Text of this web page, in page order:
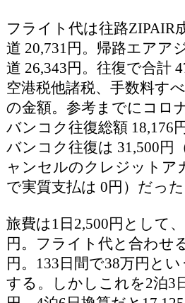
フライト代は往路ZIPAIR
道 20,731円。帰路エアア
道 26,343円。往復で合計
空港税他諸税、手数料す
の金額。参考までにコロ
バンコク往復総額 18,176
バンコク往復は 31,500円
ャンセルのクレジットア
で実質支払は 0円）だった
旅費は1日2,500円として
円。フライト代と合わせ
円。133日間で38万円と
する。しかしこれを2泊3